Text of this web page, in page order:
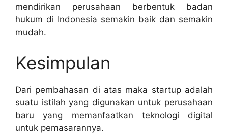
mendirikan perusahaan berbentuk badan
hukum di Indonesia semakin baik dan semakin
mudah.
Kesimpulan
Dari pembahasan di atas maka startup adalah
suatu istilah yang digunakan untuk perusahaan
baru yang memanfaatkan teknologi digital
untuk pemasarannya.